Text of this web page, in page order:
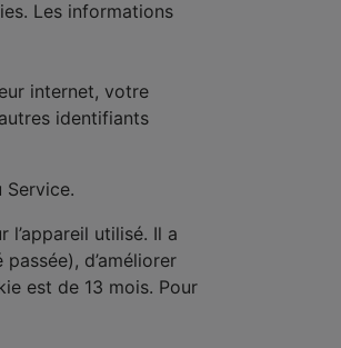
Les informations
internet, votre
identifiants
Service.
utilisé. Il a
d’améliorer
est de 13 mois. Pour